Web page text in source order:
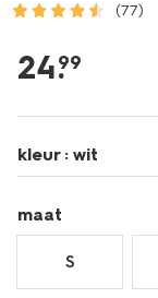
(77)
t-
shirts-
diepe-
v-
hals-
lang-
-
24.
99
kleur : wit
maat
S